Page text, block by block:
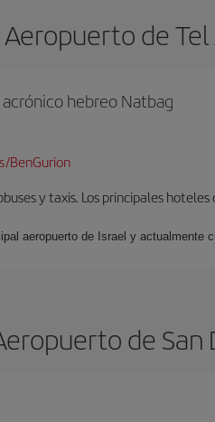
Aeropuerto de Tel
hebreo Natbag
BenGurion
y taxis. Los principales
aeropuerto de Israel y
de San